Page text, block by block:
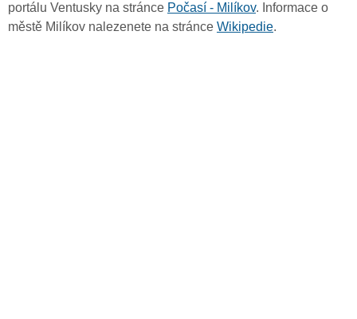
portálu Ventusky na stránce Počasí - Milíkov. Informace o
městě Milíkov nalezenete na stránce Wikipedie.